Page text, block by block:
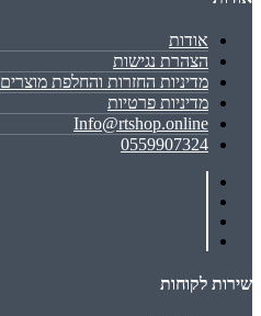
אודות
הצהרת נגישות
מדיניות החזרות והחלפת מוצרים
מדיניות פרטיות
Info@rtshop.online
0559907324
שירות לקוחות